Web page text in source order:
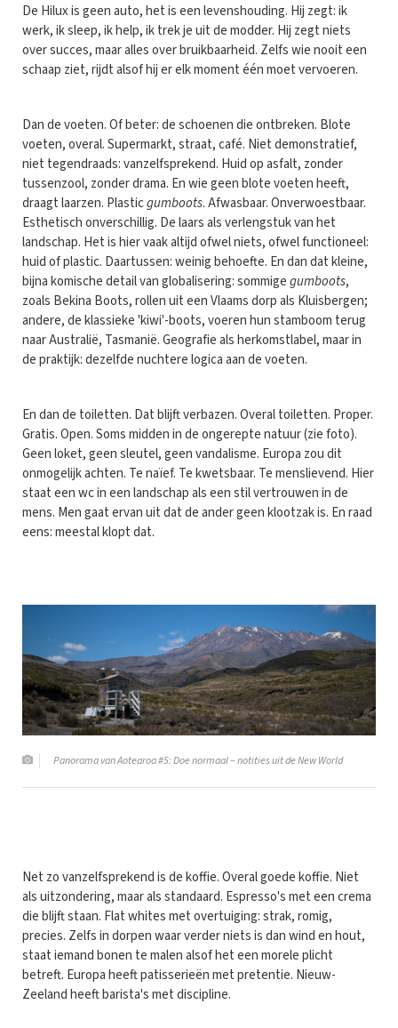
De Hilux is geen auto, het is een levenshouding. Hij zegt: ik
werk, ik sleep, ik help, ik trek je uit de modder. Hij zegt niets
over succes, maar alles over bruikbaarheid. Zelfs wie nooit een
schaap ziet, rijdt alsof hij er elk moment één moet vervoeren.
Dan de voeten. Of beter: de schoenen die ontbreken. Blote
voeten, overal. Supermarkt, straat, café. Niet demonstratief,
niet tegendraads: vanzelfsprekend. Huid op asfalt, zonder
tussenzool, zonder drama. En wie geen blote voeten heeft,
draagt laarzen. Plasticgumboots. Afwasbaar. Onverwoestbaar.
Esthetisch onverschillig. De laars als verlengstuk van het
landschap. Het is hier vaak altijd ofwel niets, ofwel functioneel:
huid of plastic. Daartussen: weinig behoefte. En dan dat kleine,
bijna komische detail van globalisering: sommigegumboots,
zoals Bekina Boots, rollen uit een Vlaams dorp als Kluisbergen;
andere, de klassieke 'kiwi'-boots, voeren hun stamboom terug
naar Australië, Tasmanië. Geografie als herkomstlabel, maar in
de praktijk: dezelfde nuchtere logica aan de voeten.
En dan de toiletten. Dat blijft verbazen. Overal toiletten. Proper.
Gratis. Open. Soms midden in de ongerepte natuur (zie foto).
Geen loket, geen sleutel, geen vandalisme. Europa zou dit
onmogelijk achten. Te naïef. Te kwetsbaar. Te menslievend. Hier
staat een wc in een landschap als een stil vertrouwen in de
mens. Men gaat ervan uit dat de ander geen klootzak is. En raad
eens: meestal klopt dat.
Panorama van Aotearoa #5: Doe normaal – notities uit de New World
Net zo vanzelfsprekend is de koffie. Overal goede koffie. Niet
als uitzondering, maar als standaard. Espresso's met een crema
die blijft staan. Flat whites met overtuiging: strak, romig,
precies. Zelfs in dorpen waar verder niets is dan wind en hout,
staat iemand bonen te malen alsof het een morele plicht
betreft. Europa heeft patisserieën met pretentie. Nieuw-
Zeeland heeft barista's met discipline.